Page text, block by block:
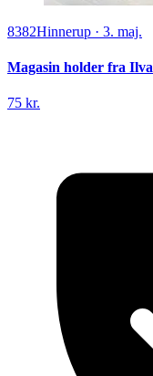
8382Hinnerup · 3. maj.
Magasin holder fra Ilva
75 kr.